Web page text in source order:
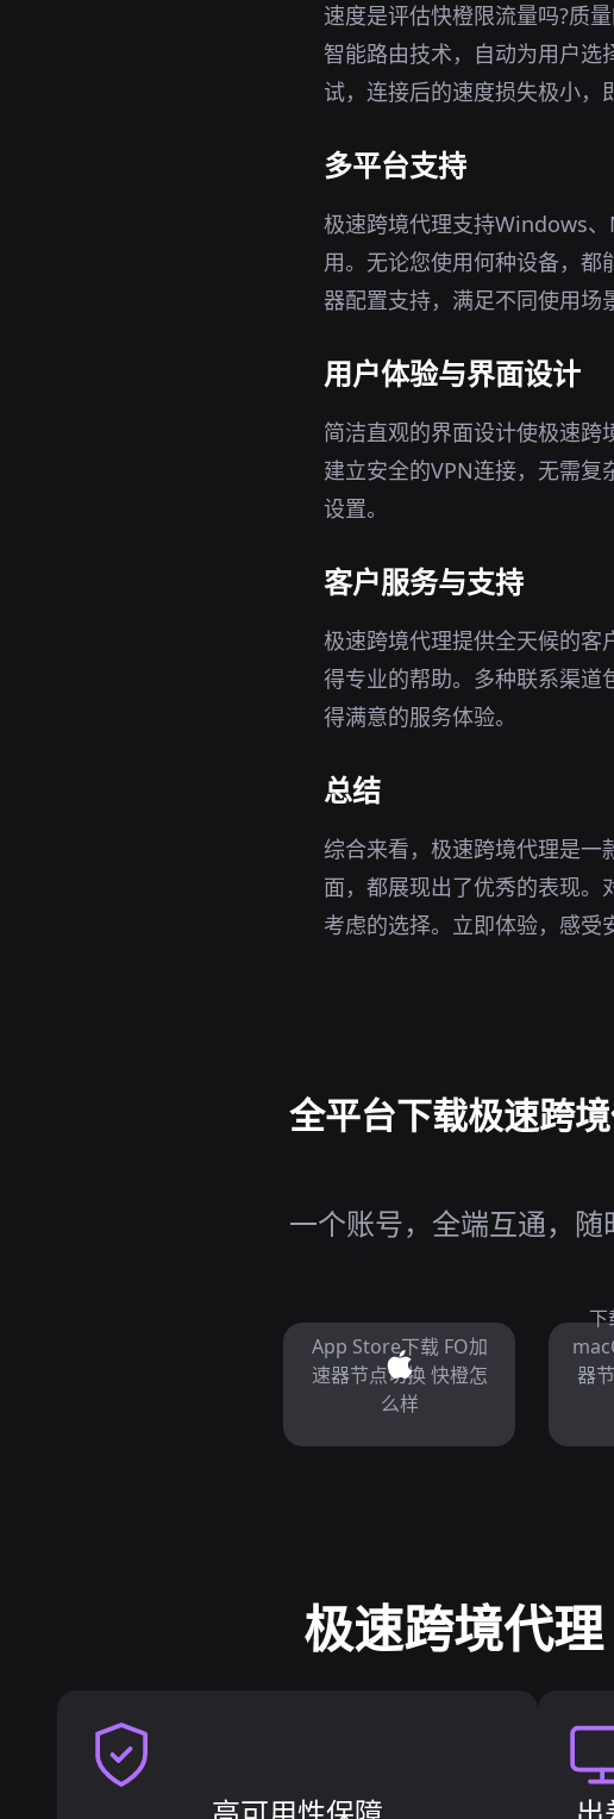
速度是评估快橙限流量吗?质
智能路由技术，自动为用户
试，连接后的速度损失极小，
多平台支持
极速跨境代理支持Windows
用。无论您使用何种设备，
器配置支持，满足不同使用场
用户体验与界面设计
简洁直观的界面设计使极速
建立安全的VPN连接，无需
设置。
客户服务与支持
极速跨境代理提供全天候的客
得专业的帮助。多种联系渠道
得满意的服务体验。
总结
综合来看，极速跨境代理是一
面，都展现出了优秀的表现
考虑的选择。立即体验，感受
全平台下载极速跨
一个账号，全端互通，
App Store下载 FO加
速器节点切换 快橙怎
么样
下
器
极速跨境代